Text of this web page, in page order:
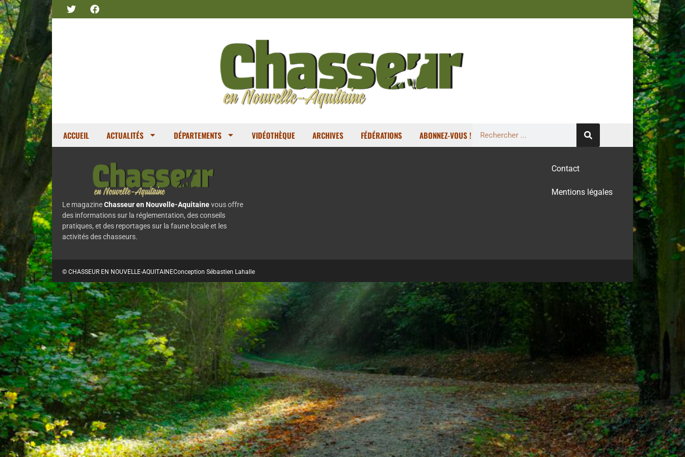
ACCUEIL ACTUALITÉS DÉPARTEMENTS VIDÉOTHÈQUE ARCHIVES FÉDÉRATIONS ABONNEZ-VOUS !
Le magazineChasseur en Nouvelle-Aquitainevous offre
des informations sur la réglementation, des conseils
pratiques, et des reportages sur la faune locale et les
activités des chasseurs.
Contact
Mentions légales
© CHASSEUR EN NOUVELLE-AQUITAINEConception Sébastien Lahalle